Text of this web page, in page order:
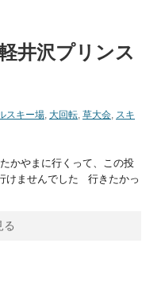
井沢プリンス
スキー場, 大回転, 草大会, スキ
かやまに行くって、この投
ませんでした 行きたかっ
る